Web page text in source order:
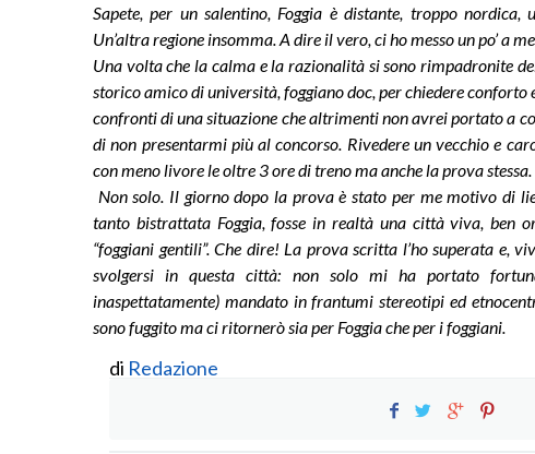
Sapete, per un salentino, Foggia è distante, troppo nordica,
Un’altra regione insomma. A dire il vero, ci ho messo un po’ a
Una volta che la calma e la razionalità si sono rimpadronite
storico amico di università, foggiano doc, per chiedere
confronti di una situazione che altrimenti non avrei portato a
di non presentarmi più al concorso. Rivedere un vecchio e
con meno livore le oltre 3 ore di treno ma anche la prova stessa.
Non solo. Il giorno dopo la prova è stato per me motivo di
tanto bistrattata Foggia, fosse in realtà una città viva, ben
“foggiani gentili”. Che dire! La prova scritta l’ho superata e,
svolgersi in questa città: non solo mi ha portato
inaspettatamente) mandato in frantumi stereotipi ed
sono fuggito ma ci ritornerò sia per Foggia che per i foggiani.
di Redazione